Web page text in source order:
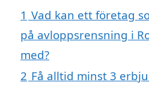
1 Vad kan ett företag
på avloppsrensning i
med?
2 Få alltid minst 3